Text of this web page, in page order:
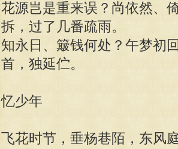
花源岂是重来误？尚依然、
拆，过了几番疏雨。
知永日、簸钱何处？午梦初
首，独延伫。
忆少年
飞花时节，垂杨巷陌，东风